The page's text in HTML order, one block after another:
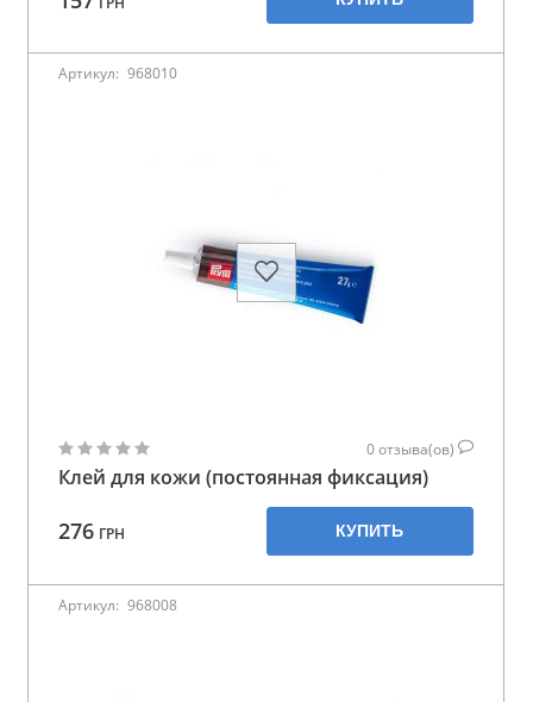
Артикул: 968010
0отзыва(ов)
Клей для кожи (постоянная фиксация)
276 ГРН КУПИТЬ
Артикул: 968008